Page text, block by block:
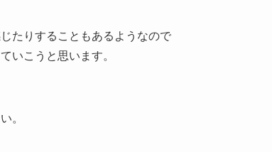
たりすることもあるようなので
いこうと思います。
。